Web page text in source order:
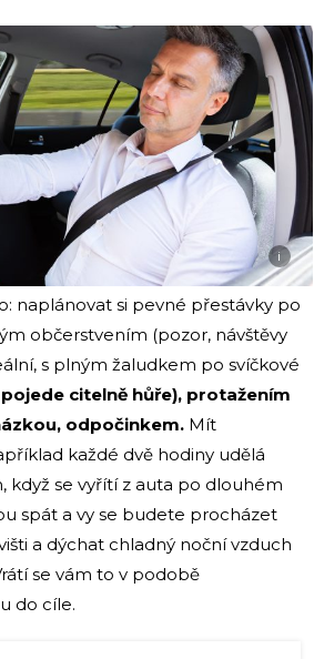
i
naplánovat si pevné přestávky po
občerstvením (pozor, návštěvy
s plným žaludkem po svíčkové
pojede citelně hůře), protažením
odpočinkem. Mít
každé dvě hodiny udělá
když se vyřítí z auta po dlouhém
spát a vy se budete procházet
a dýchat chladný noční vzduch
se vám to v podobě
do cíle.